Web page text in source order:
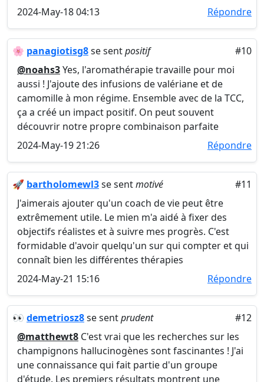
2024-May-18 04:13
Répondre
🌸 panagiotisg8se sentpositif
#10
@noahs3Yes, l'aromathérapie travaille pour moi
aussi ! J'ajoute des infusions de valériane et de
camomille à mon régime. Ensemble avec de la TCC,
ça a créé un impact positif. On peut souvent
découvrir notre propre combinaison parfaite
2024-May-19 21:26
Répondre
🚀 bartholomewl3se sentmotivé
#11
J'aimerais ajouter qu'un coach de vie peut être
extrêmement utile. Le mien m'a aidé à fixer des
objectifs réalistes et à suivre mes progrès. C'est
formidable d'avoir quelqu'un sur qui compter et qui
connaît bien les différentes thérapies
2024-May-21 15:16
Répondre
👀 demetriosz8se sentprudent
#12
@matthewt8 C'est vrai que les recherches sur les
champignons hallucinogènes sont fascinantes ! J'ai
une connaissance qui fait partie d'un groupe
d'étude. Les premiers résultats montrent une